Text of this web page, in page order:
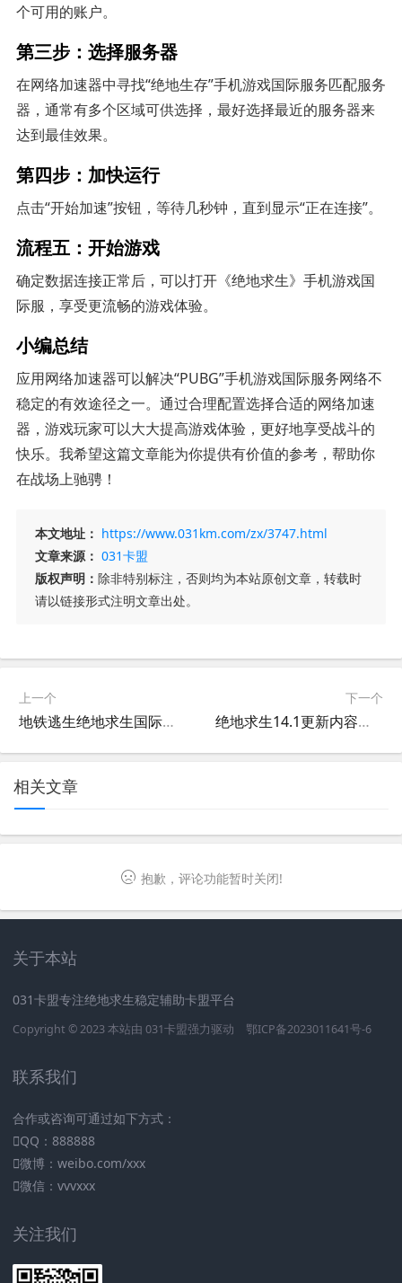
个可用的账户。
第三步：选择服务器
在网络加速器中寻找“绝地生存”手机游戏国际服务匹配服务
器，通常有多个区域可供选择，最好选择最近的服务器来
达到最佳效果。
第四步：加快运行
点击“开始加速”按钮，等待几秒钟，直到显示“正在连接”。
流程五：开始游戏
确定数据连接正常后，可以打开《绝地求生》手机游戏国
际服，享受更流畅的游戏体验。
小编总结
应用网络加速器可以解决“PUBG”手机游戏国际服务网络不
稳定的有效途径之一。通过合理配置选择合适的网络加速
器，游戏玩家可以大大提高游戏体验，更好地享受战斗的
快乐。我希望这篇文章能为你提供有价值的参考，帮助你
在战场上驰骋！
本文地址： https://www.031km.com/zx/3747.html
文章来源： 031卡盟
版权声明： 除非特别标注，否则均为本站原创文章，转载时
请以链接形式注明文章出处。
上一个
地铁逃生绝地求生国际服玩法全解析-地铁逃生绝地求生国际服最新版本下载与攻略
下一个
绝地求生14.1更新内容全解析-绝地求生14.1版本更新详情与玩法变化
相关文章
抱歉，评论功能暂时关闭!
关于本站
031卡盟专注绝地求生稳定辅助卡盟平台
Copyright © 2023 本站由 031卡盟强力驱动 鄂ICP备2023011641号-6
联系我们
合作或咨询可通过如下方式：
QQ：888888
微博：weibo.com/xxx
微信：vvvxxx
关注我们